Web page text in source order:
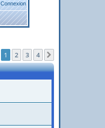
Connexion
1 2 3 4